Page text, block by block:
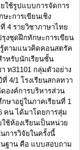
ใช้รูปแบบการจัดการ
ะการเขียนเชิง
4 รายวิชาภาษาไทย
งชุดฝึกทักษะการเขียน
ตามแนวคิดคอนสตรัค
ำหรับนักเรียนชั้น
ท31101 กลุ่มตัวอย่าง
4/1 โรงเรียนสกลทวา
องค์การบริหารส่วน
ษาอยู่ในภาคเรียนที่ 1
คน ได้มาโดยการสุ่ม
ช้ห้องเรียนเป็นหน่วย
การวิจัยในครั้งนี้
ฐาน คือ แบบสอบถาม